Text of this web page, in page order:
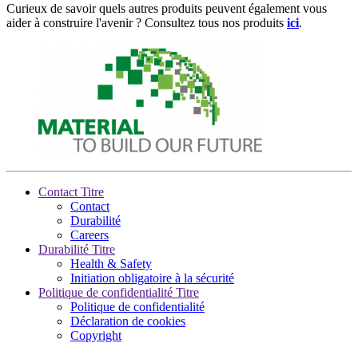
Curieux de savoir quels autres produits peuvent également vous
aider à construire l'avenir ? Consultez tous nos produits ici.
Contact Titre
Contact
Durabilité
Careers
Durabilité Titre
Health & Safety
Initiation obligatoire à la sécurité
Politique de confidentialité Titre
Politique de confidentialité
Déclaration de cookies
Copyright